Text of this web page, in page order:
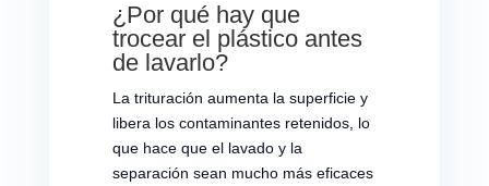
¿Por qué hay que
trocear el plástico antes
de lavarlo?
La trituración aumenta la superficie y
libera los contaminantes retenidos, lo
que hace que el lavado y la
separación sean mucho más eficaces